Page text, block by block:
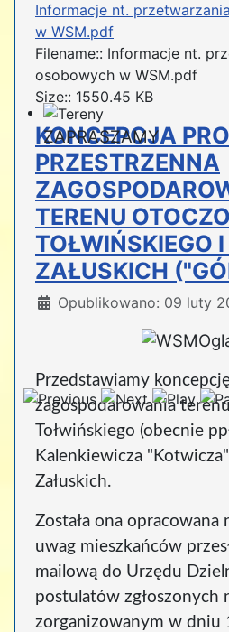
ZAPRASZAMY
Informacje nt.
w WSM.pdf
Filename:: Informacje nt.
osobowych w WSM.pdf
Size:: 1550.45 KB
KONCEPCJA
PRZESTRZENNA
TERENU
TOŁWIŃSKIEGO
ZAŁUSKICH
Szczegóły
Opublikowano: 09 luty
Przedstawiamy
zagospodarowania
Tołwińskiego (obecnie
Kalenkiewicza
Załuskich.
Została ona opracowana
uwag mieszkańców
mailową do Urzędu
postulatów zgłoszonych
zorganizowanym w dniu